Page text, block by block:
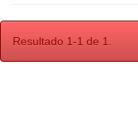
Resultado 1-1 de 1.